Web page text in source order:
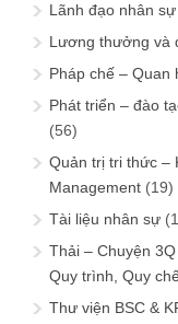
Lãnh đạo nhân sự
Lương thưởng và
Pháp chế – Quan
Phát triển – đào
(56)
Quản trị tri thức –
Management (19)
Tài liệu nhân sự
Thải – Chuyện
Quy trình, Quy
Thư viện BSC &